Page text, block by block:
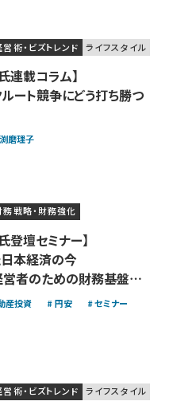
営術・ビズトレンド ライフスタイル
連載コラム】
ート競争にどう打ち勝つ
磨理子
務戦略・財務強化
登壇セミナー】
本経済の今
者のための財務基盤強
ォリオ形成〜
産投資 円安
セミナー
営術・ビズトレンド ライフスタイル